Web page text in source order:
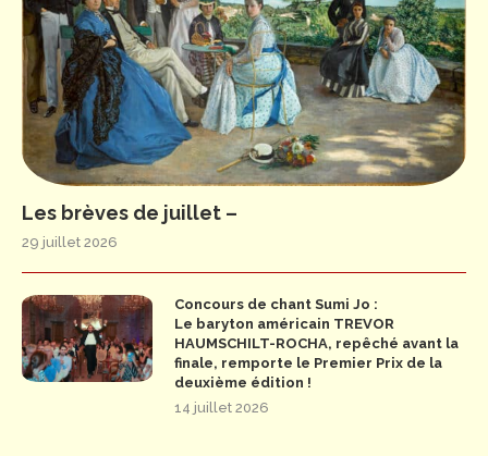
Les brèves de juillet –
29 juillet 2026
Concours de chant Sumi Jo :
Le baryton américain TREVOR
HAUMSCHILT-ROCHA, repêché avant la
finale, remporte le Premier Prix de la
deuxième édition !
14 juillet 2026